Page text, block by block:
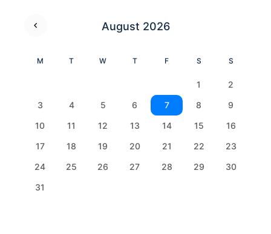
August 2026
M T W T F S S
1
2
3
4 5 6 7 8
9
10
11 12 13 14 15
16
17
18 19 20 21 22
23
24
25 26 27 28 29
30
31